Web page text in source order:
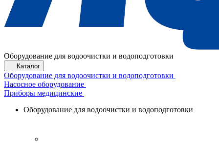
Оборудование для водоочистки и водоподготовки
Каталог
Оборудование для водоочистки и водоподготовки
Насосное оборудование
Приборы медицинские
Оборудование для водоочистки и водоподготовки